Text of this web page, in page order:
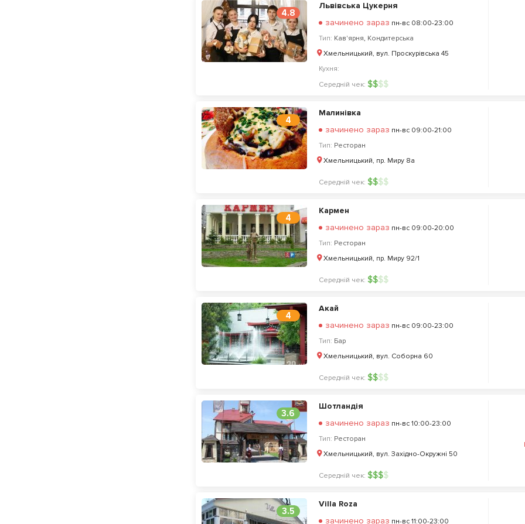
4.8
Львівська Цукерня
зачинено зараз пн-вс 08:00-23:00
Тип: Кав'ярня, Кондитерська
Хмельницький, вул. Проскурівська 45
Кухня:
Середній чек: $$$$
4
Малинівка
зачинено зараз пн-вс 09:00-21:00
Тип: Ресторан
Хмельницький, пр. Миру 8а
Середній чек: $$$$
4
Кармен
зачинено зараз пн-вс 09:00-20:00
Тип: Ресторан
Хмельницький, пр. Миру 92/1
Середній чек: $$$$
4
Акай
зачинено зараз пн-вс 09:00-23:00
Тип: Бар
Хмельницький, вул. Соборна 60
Середній чек: $$$$
3.6
Шотландія
зачинено зараз пн-вс 10:00-23:00
Тип: Ресторан
Хмельницький, вул. Західно-Окружні 50
Середній чек: $$$$
3.5
Villa Roza
зачинено зараз пн-вс 11:00-23:00